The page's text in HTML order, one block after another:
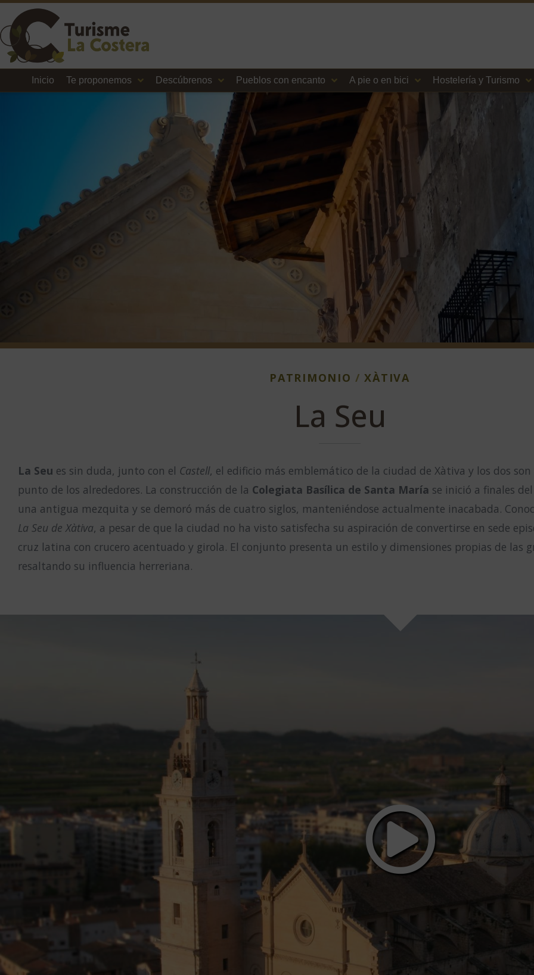
Inicio Te proponemos Descúbrenos Pueblos con encanto A pie o en bici Hostelería y Turismo
PATRIMONIO /XÀTIVA
La Seu
La Seu es sin duda, junto con el Castell, el edificio más emblemático de la ciudad de Xàtiva y los dos
punto de los alrededores. La construcción de la Colegiata Basílica de Santa María se inició a finales
una antigua mezquita y se demoró más de cuatro siglos, manteniéndose actualmente inacabada.
La Seu de Xàtiva, a pesar de que la ciudad no ha visto satisfecha su aspiración de convertirse en sede
cruz latina con crucero acentuado y girola. El conjunto presenta un estilo y dimensiones propias de las
resaltando su influencia herreriana.